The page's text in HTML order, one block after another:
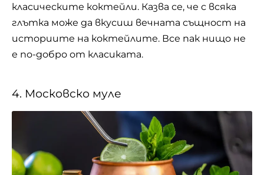
класическите коктейли. Казва се, че с всяка
глътка може да вкусиш вечната същност на
историите на коктейлите. Все пак нищо не
е по-добро от класиката.
4. Московско муле